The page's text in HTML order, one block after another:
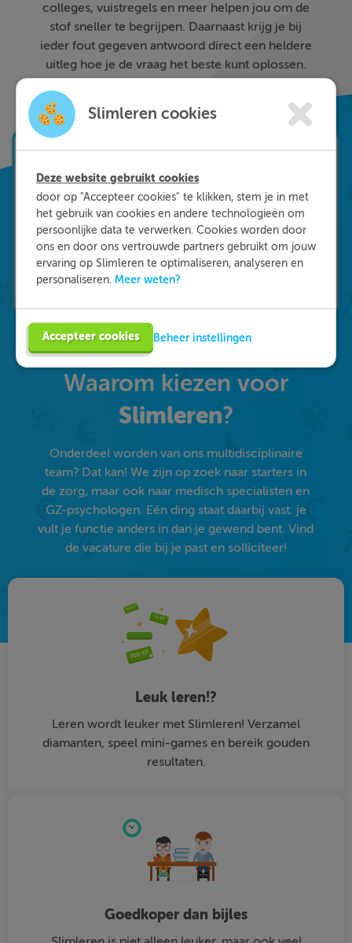
colleges, vuistregels en meer helpen jou om de
stof sneller te begrijpen. Daarnaast krijg je bij
ieder fout gegeven antwoord direct een heldere
uitleg hoe je de vraag het beste kunt oplossen.
Zo leer je sneller en effectiever; dat is pas
Waarom kiezen voor
Slimleren?
Onderdeel worden van ons multidisciplinaire
team? Dat kan! We zijn op zoek naar starters in
de zorg, maar ook naar medisch specialisten en
GZ-psychologen. Eén ding staat daarbij vast: je
vult je functie anders in dan je gewend bent. Vind
de vacature die bij je past en solliciteer!
Leuk leren!?
Leren wordt leuker met Slimleren! Verzamel
diamanten, speel mini-games en bereik gouden
resultaten.
Goedkoper dan bijles
Slimleren cookies
Deze website gebruikt cookies
door op "Accepteer cookies" te klikken, stem je in met
het gebruik van cookies en andere technologieën om
persoonlijke data te verwerken. Cookies worden door
ons en door ons vertrouwde partners gebruikt om jouw
ervaring op Slimleren te optimaliseren, analyseren en
personaliseren. Meer weten?
Accepteer cookies Beheer instellingen